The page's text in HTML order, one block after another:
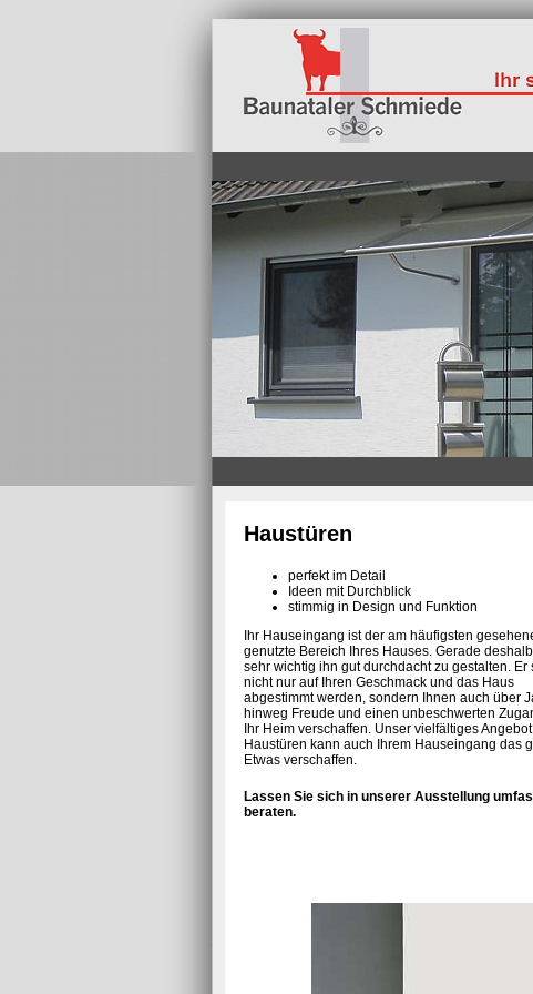
Haustüren
perfekt im Detail
Ideen mit Durchblick
stimmig in Design und Funktion
Ihr Hauseingang ist der am häufigsten
genutzte Bereich Ihres Hauses. Gerade
sehr wichtig ihn gut durchdacht zu gestalten. Er
nicht nur auf Ihren Geschmack und das Haus
abgestimmt werden, sondern Ihnen auch über
hinweg Freude und einen unbeschwerten
Ihr Heim verschaffen. Unser vielfältiges
Haustüren kann auch Ihrem Hauseingang das
Etwas verschaffen.
Lassen Sie sich in unserer Ausstellung
beraten.